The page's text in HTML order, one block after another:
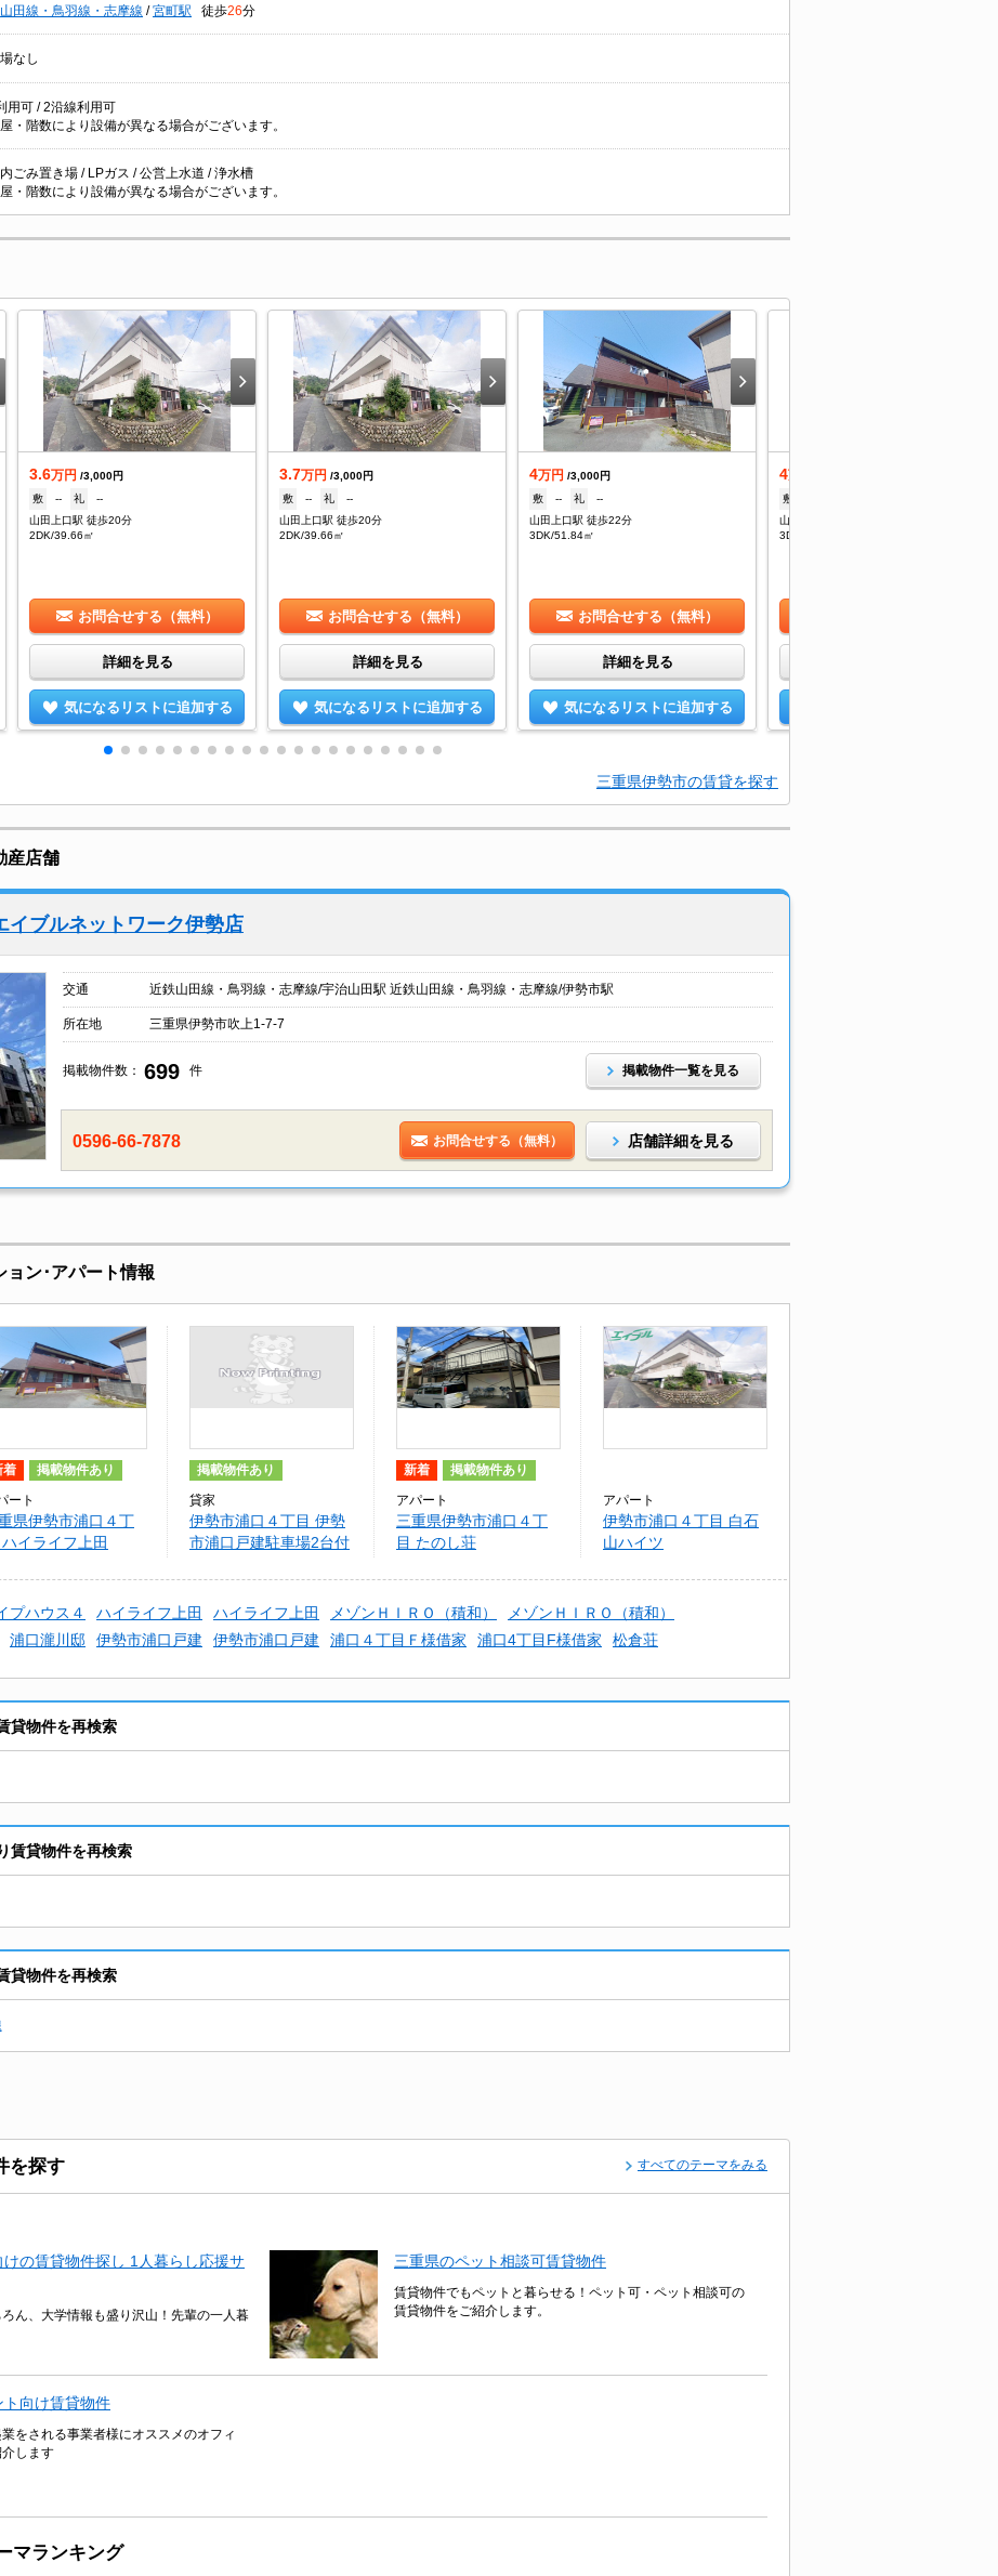
田線・鳥羽線・志摩線 / 宮町駅 徒歩26分
なし
用可 / 2沿線利用可
・階数により設備が異なる場合がございます。
ごみ置き場 / LPガス / 公営上水道 / 浄水槽
・階数により設備が異なる場合がございます。
3.6万円 /3,000円
敷
-- 礼
--
山田上口駅 徒歩20分
2DK/39.66㎡
お問合せする（無料）
詳細を見る
気になるリストに追加する
3.7万円 /3,000円
敷
-- 礼
--
山田上口駅 徒歩20分
2DK/39.66㎡
お問合せする（無料）
詳細を見る
気になるリストに追加する
4万円 /3,000円
敷
-- 礼
--
山田上口駅 徒歩22分
3DK/51.84㎡
お問合せする（無料）
詳細を見る
気になるリストに追加する
4
敷
山田上口駅 徒歩22分
3DK/51.84㎡
三重県伊勢市の賃貸を探す
産店舗
ブルネットワーク伊勢店
交通 近鉄山田線・鳥羽線・志摩線/宇治山田駅 近鉄山田線・鳥羽線・志摩線/伊勢市駅
所在地 三重県伊勢市吹上1-7-7
掲載物件数： 699 件 掲載物件一覧を見る
0596-66-7878 お問合せする（無料） 店舗詳細を見る
ョン･アパート情報
着 掲載物件あり
ート
県伊勢市浦口４丁
ハイライフ上田
掲載物件あり
貸家
伊勢市浦口４丁目 伊勢
市浦口戸建駐車場2台付
新着 掲載物件あり
アパート
三重県伊勢市浦口４丁
目 たのし荘
アパート
伊勢市浦口４丁目 白石
山ハイツ
プハウス４ ハイライフ上田 ハイライフ上田 メゾンＨＩＲＯ（積和）
メゾンＨＩＲＯ（積和）
浦口瀧川邸 伊勢市浦口戸建 伊勢市浦口戸建 浦口４丁目Ｆ様借家 浦口4丁目F様借家 松倉荘
貸物件を再検索
賃貸物件を再検索
貸物件を再検索
を探す すべてのテーマをみる
けの賃貸物件探し 1人暮らし応援サ
ん、大学情報も盛り沢山！先輩の一人暮
三重県のペット相談可賃貸物件
賃貸物件でもペットと暮らせる！ペット可・ペット相談可の
賃貸物件をご紹介します。
向け賃貸物件
をされる事業者様にオススメのオフィ
します
マランキング